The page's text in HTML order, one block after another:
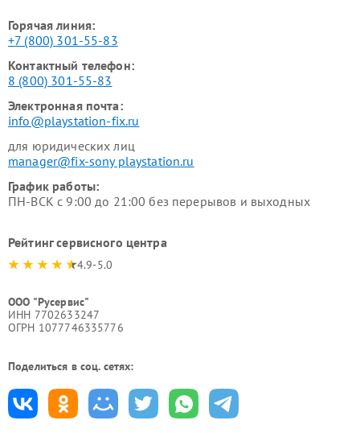
Горячая линия:
+7 (800) 301-55-83
Контактный телефон:
8 (800) 301-55-83
Электронная почта:
info@playstation-fix.ru
для юридических лиц
manager@fix-sony playstation.ru
График работы:
ПН-ВСК с 9:00 до 21:00 без перерывов и выходных
Рейтинг сервисного центра
4.9-5.0
ООО "Русервис"
ИНН 7702633247
ОГРН 1077746335776
Поделиться в соц. сетях: